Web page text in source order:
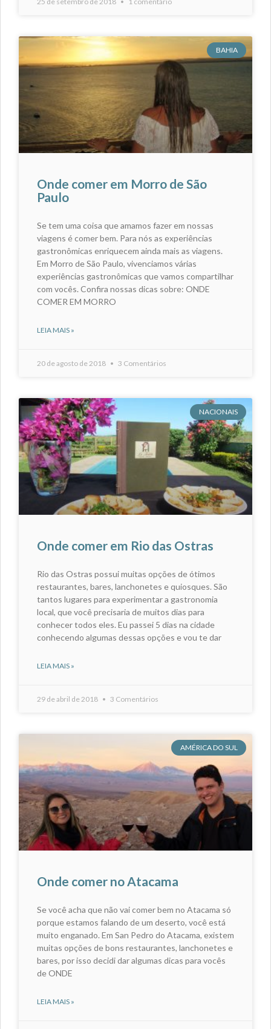
BAHIA
Onde comer em Morro de São
Paulo
Se tem uma coisa que amamos fazer em nossas
viagens é comer bem. Para nós as experiências
gastronômicas enriquecem ainda mais as viagens.
Em Morro de São Paulo, vivenciamos várias
experiências gastronômicas que vamos compartilhar
com vocês. Confira nossas dicas sobre: ONDE
COMER EM MORRO
LEIA MAIS »
20 de agosto de 2018 3 Comentários
NACIONAIS
Onde comer em Rio das Ostras
Rio das Ostras possui muitas opções de ótimos
restaurantes, bares, lanchonetes e quiosques. São
tantos lugares para experimentar a gastronomia
local, que você precisaria de muitos dias para
conhecer todos eles. Eu passei 5 dias na cidade
conhecendo algumas dessas opções e vou te dar
LEIA MAIS »
29 de abril de 2018 3 Comentários
AMÉRICA DO SUL
Onde comer no Atacama
Se você acha que não vai comer bem no Atacama só
porque estamos falando de um deserto, você está
muito enganado. Em San Pedro do Atacama, existem
muitas opções de bons restaurantes, lanchonetes e
bares, por isso decidi dar algumas dicas para vocês
de ONDE
LEIA MAIS »